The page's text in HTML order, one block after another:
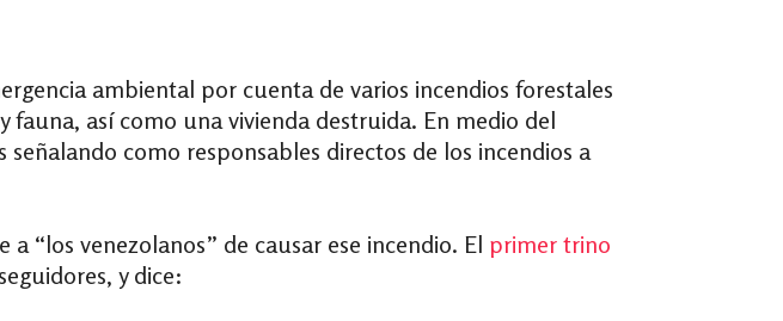
ambiental por cuenta de varios incendios forestales
fauna, así como una vivienda destruida. En medio del
como responsables directos de los incendios a
“los venezolanos” de causar ese incendio. El primer trino
y dice: